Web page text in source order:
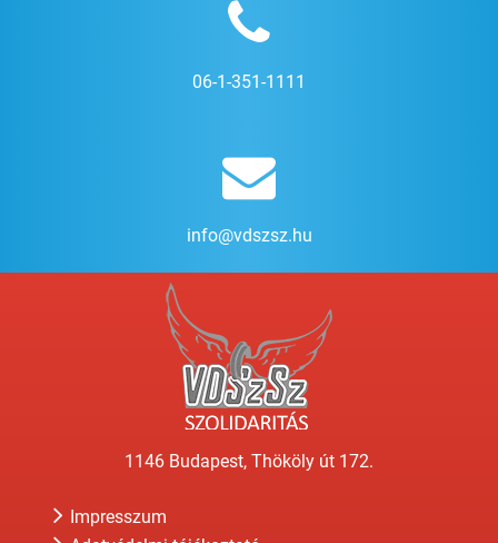
06-1-351-1111
info@vdszsz.hu
1146 Budapest, Thököly út 172.
Impresszum